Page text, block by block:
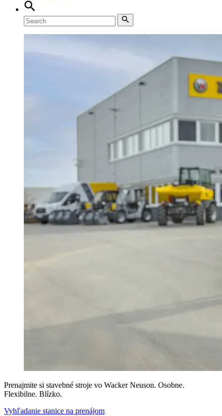
Prenajmite si stavebné stroje vo Wacker Neuson. Osobne.
Flexibilne. Blízko.
Vyhľadanie stanice na prenájom